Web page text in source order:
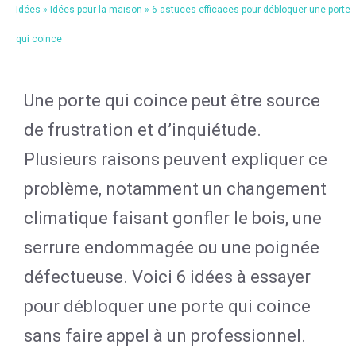
Idées » Idées pour la maison » 6 astuces efficaces pour débloquer une porte
qui coince
Une porte qui coince peut être source
de frustration et d’inquiétude.
Plusieurs raisons peuvent expliquer ce
problème, notamment un changement
climatique faisant gonfler le bois, une
serrure endommagée ou une poignée
défectueuse. Voici 6 idées à essayer
pour débloquer une porte qui coince
sans faire appel à un professionnel.